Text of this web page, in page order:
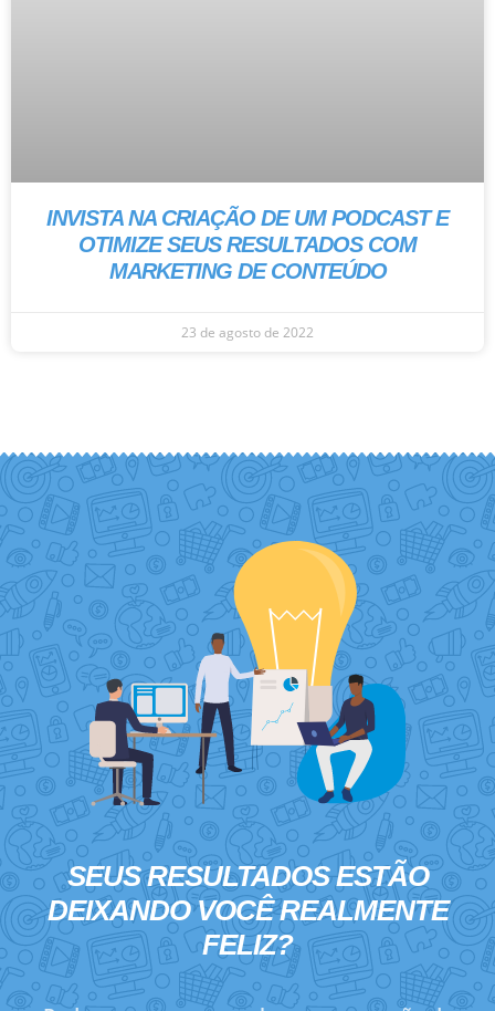
INVISTA NA CRIAÇÃO DE UM PODCAST E
OTIMIZE SEUS RESULTADOS COM
MARKETING DE CONTEÚDO
23 de agosto de 2022
SEUS RESULTADOS ESTÃO
DEIXANDO VOCÊ REALMENTE
FELIZ?